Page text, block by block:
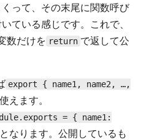
って、その末尾に関数呼び
ている感じです。これで、
数だけを return で返して公
export { name1, name2, …,
えます。
= { name1:
となります。公開しているも